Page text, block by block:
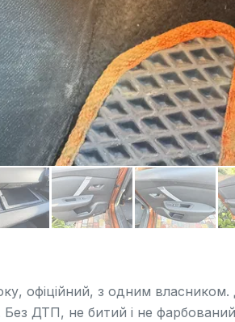
офіційний, з одним
Без ДТП, не битий і не